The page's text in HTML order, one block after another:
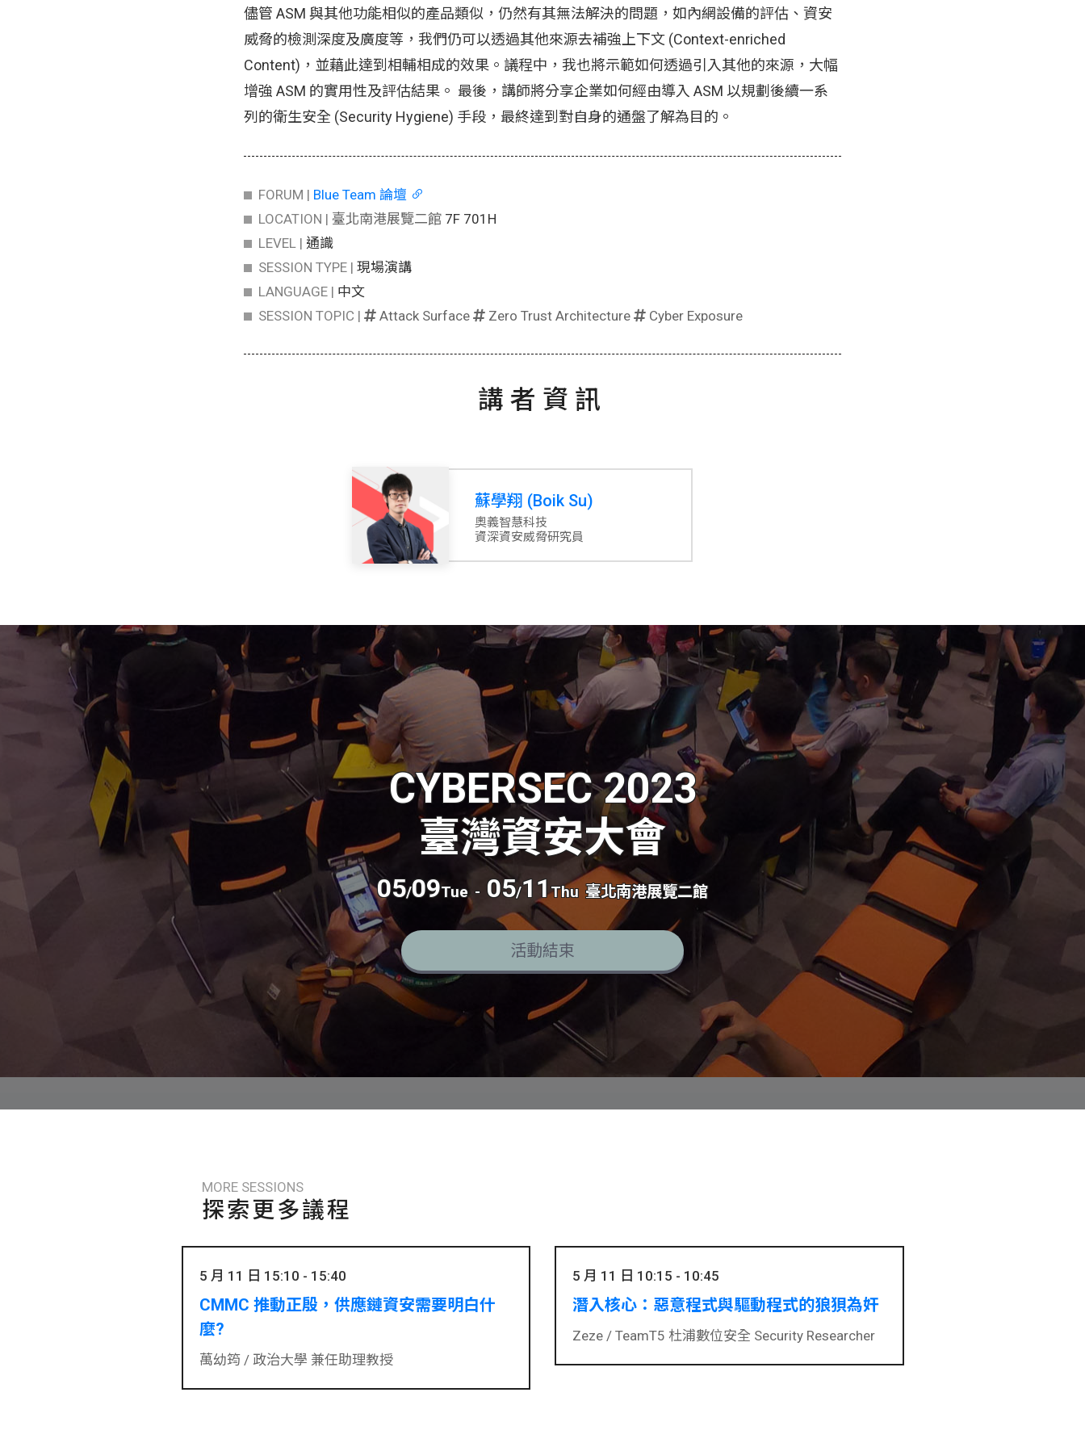
儘管 ASM 與其他功能相似的產品類似，仍然有其無法解決的問題，如內網設備的評估、資安
威脅的檢測深度及廣度等，我們仍可以透過其他來源去補強上下文 (Context-enriched
Content)，並藉此達到相輔相成的效果。議程中，我也將示範如何透過引入其他的來源，大幅
增強 ASM 的實用性及評估結果。 最後，講師將分享企業如何經由導入 ASM 以規劃後續一系
列的衛生安全 (Security Hygiene) 手段，最終達到對自身的通盤了解為目的。
FORUM | Blue Team 論壇
LOCATION | 臺北南港展覽二館 7F 701H
LEVEL | 通識
SESSION TYPE | 現場演講
LANGUAGE | 中文
SESSION TOPIC |
Attack Surface Zero Trust Architecture Cyber Exposure
講者資訊
蘇學翔 (Boik Su)
奧義智慧科技
資深資安威脅研究員
CYBERSEC 2023
臺灣資安大會
05/09Tue - 05/11Thu 臺北南港展覽二館
活動結束
MORE SESSIONS
探索更多議程
5 月 11 日 15:10 - 15:40
CMMC 推動正殷，供應鏈資安需要明白什
麼?
萬幼筠 / 政治大學 兼任助理教授
5 月 11 日 10:15 - 10:45
潛入核心：惡意程式與驅動程式的狼狽為奸
Zeze / TeamT5 杜浦數位安全 Security Researcher